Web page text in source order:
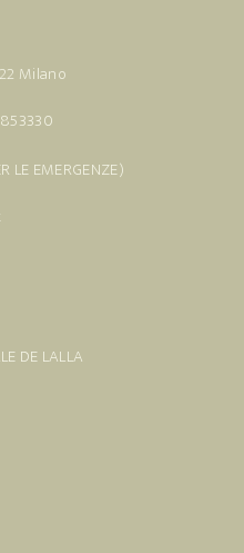
Milano
LE EMERGENZE)
DE LALLA